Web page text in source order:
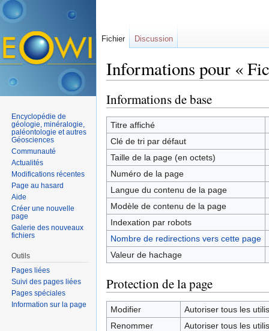
Informations pour «
Informations de base
Titre affiché
Clé de tri par défaut
Taille de la page (en octets)
Numéro de la page
Langue du contenu de la page
Modèle de contenu de la page
Indexation par robots
Nombre de redirections vers cette page
Valeur de hachage
Protection de la page
Modifier
Autoriser tous les
Renommer
Autoriser tous les
Fichier Discussion
Encyclopédie de
géologie, minéralogie,
paléontologie et autres
Géosciences
Communauté
Actualités
Modifications récentes
Page au hasard
Aide
Créer une nouvelle
page
Galerie des nouveaux
fichiers
Outils
Pages liées
Suivi des pages liées
Pages spéciales
Information sur la page